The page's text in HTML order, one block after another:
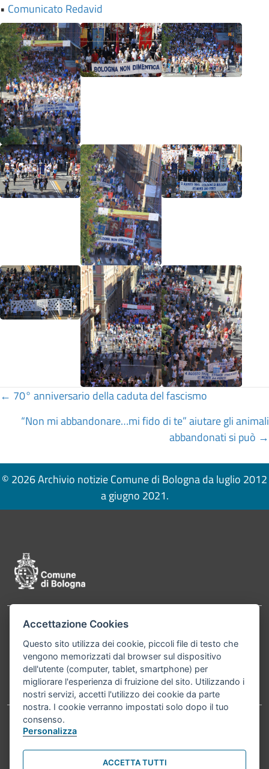
• Comunicato Redavid
Posts
navigation
← 70° anniversario della caduta del fascismo
“Non mi abbandonare…mi fido di te” aiutare gli animali
abbandonati si può →
© 2026 Archivio notizie Comune di Bologna da luglio 2012
a giugno 2021.
Contatti
Bologna P.Iva 01232710374 Cod. IBAN: IT 88 R
02008 02435 000020067156
Telefono:051203040
Accessibilità Carta dei valori
Informativa sul trattamento dei dati personali Note legali
Accettazione Cookies
Questo sito utilizza dei cookie, piccoli file di testo che
vengono memorizzati dal browser sul dispositivo
dell'utente (computer, tablet, smartphone) per
migliorare l'esperienza di fruizione del sito. Utilizzando i
nostri servizi, accetti l'utilizzo dei cookie da parte
nostra. I cookie verranno impostati solo dopo il tuo
consenso.
Personalizza
ACCETTA TUTTI